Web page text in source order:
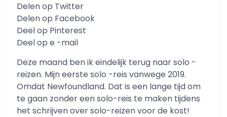
Delen op Twitter
Delen op Facebook
Deel op Pinterest
Deel op e -mail
Deze maand ben ik eindelijk terug naar solo -
reizen. Mijn eerste solo -reis vanwege 2019.
Omdat Newfoundland. Dat is een lange tijd om
te gaan zonder een solo-reis te maken tijdens
het schrijven over solo-reizen voor de kost!